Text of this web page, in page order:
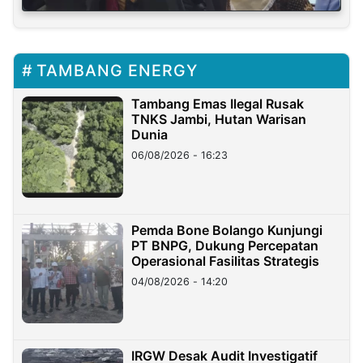
TAMBANG ENERGY
Tambang Emas Ilegal Rusak
TNKS Jambi, Hutan Warisan
Dunia
06/08/2026 - 16:23
Pemda Bone Bolango Kunjungi
PT BNPG, Dukung Percepatan
Operasional Fasilitas Strategis
04/08/2026 - 14:20
IRGW Desak Audit Investigatif